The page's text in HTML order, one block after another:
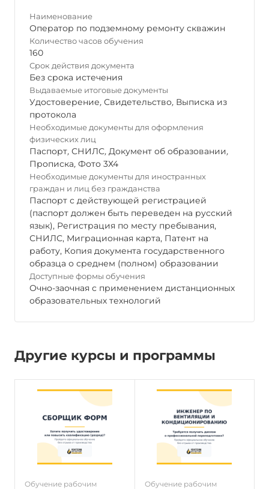
Наименование
Оператор по подземному ремонту скважин
Количество часов обучения
160
Срок действия документа
Без срока истечения
Выдаваемые итоговые документы
Удостоверение, Свидетельство, Выписка из
протокола
Необходимые документы для оформления
физических лиц
Паспорт, СНИЛС, Документ об образовании,
Прописка, Фото 3Х4
Необходимые документы для иностранных
граждан и лиц без гражданства
Паспорт с действующей регистрацией
(паспорт должен быть переведен на русский
язык), Регистрация по месту пребывания,
СНИЛС, Миграционная карта, Патент на
работу, Копия документа государственного
образца о среднем (полном) образовании
Доступные формы обучения
Очно-заочная с применением дистанционных
образовательных технологий
Другие курсы и программы
Обучение рабочим
Обучение рабочим